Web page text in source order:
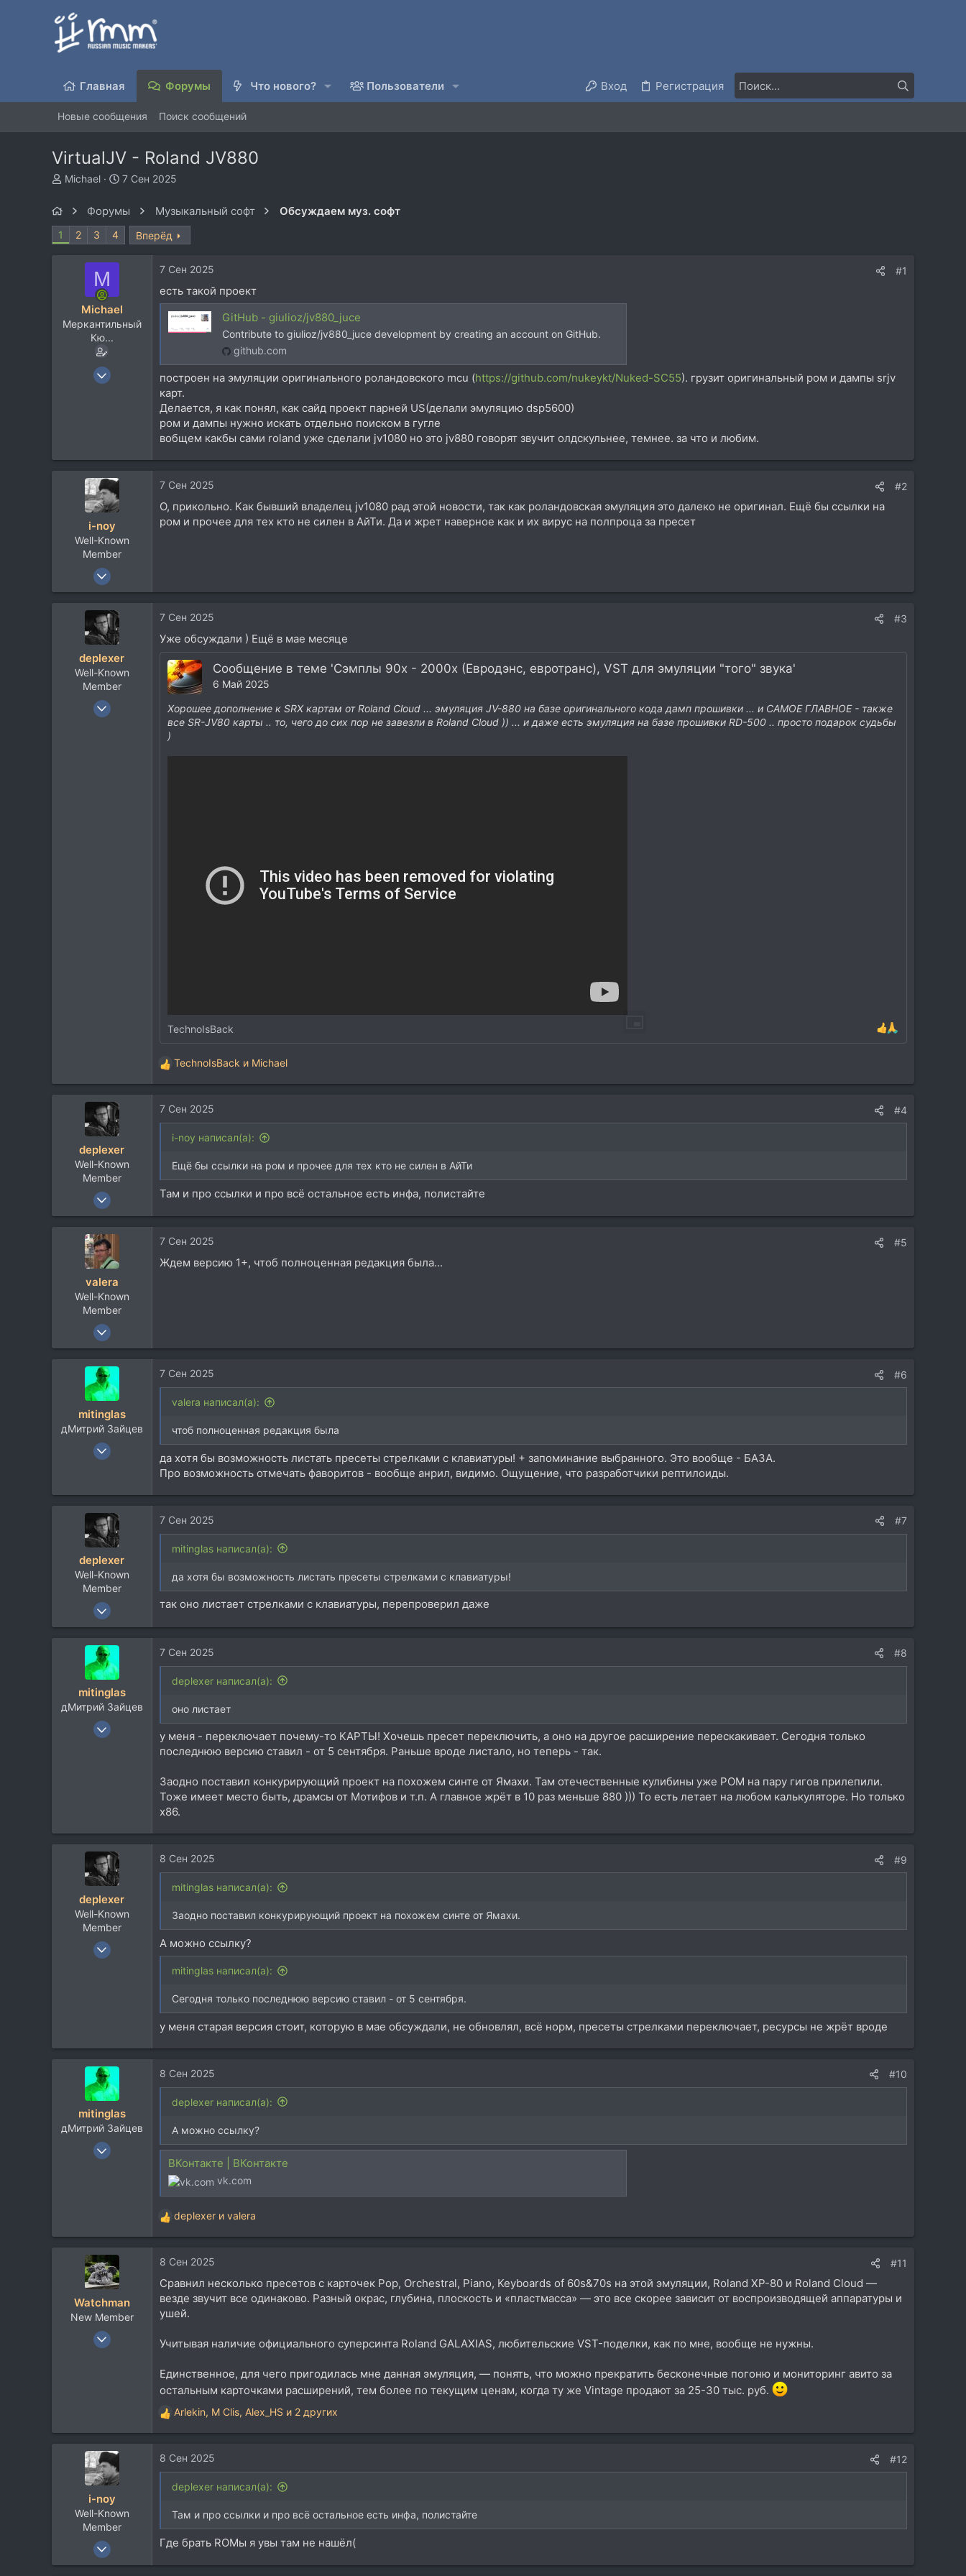
Главная Форумы Что нового? Пользователи Вход Регистрация
Новые сообщения Поиск сообщений
VirtualJV - Roland JV880
А
т
Michael
Д
а
а
7 Сен 2025
Форумы Музыкальный софт Обсуждаем муз. софт
1 2 3 4 Вперёд
M
Michael
Меркантильный
Кю...
14 Янв 2005
Alma-Ata
7 Сен 2025 #1
есть такой проект
GitHub - giulioz/jv880_juce
Contribute to giulioz/jv880_juce development by creating an account on GitHub.
github.com
построен на эмуляции оригинального роландовского mcu (https://github.com/nukeykt/Nuked-SC55). грузит оригинальный ром и дампы srjv
карт.
Делается, я как понял, как сайд проект парней US(делали эмуляцию dsp5600)
ром и дампы нужно искать отдельно поиском в гугле
вобщем какбы сами roland уже сделали jv1080 но это jv880 говорят звучит олдскульнее, темнее. за что и любим.
i-noy
Well-Known
Member
2 Дек 2011
1.224
7 Сен 2025 #2
О, прикольно. Как бывший владелец jv1080 рад этой новости, так как роландовская эмуляция это далеко не оригинал. Ещё бы ссылки на
ром и прочее для тех кто не силен в АйТи. Да и жрет наверное как и их вирус на полпроца за пресет
deplexer
Well-Known
Member
9 Янв 2012
7 Сен 2025 #3
Уже обсуждали ) Ещё в мае месяце
Сообщение в теме 'Сэмплы 90х - 2000х (Евродэнс, евротранс), VST для эмуляции "того" звука'
6 Май 2025
Хорошее дополнение к SRX картам от Roland Cloud ... эмуляция JV-880 на базе оригинального кода дамп прошивки ... и САМОЕ ГЛАВНОЕ - также
все SR-JV80 карты .. то, чего до сих пор не завезли в Roland Cloud )) ... и даже есть эмуляция на базе прошивки RD-500 .. просто подарок судьбы
)
TechnoIsBack
Р
е
к
ц
TechnoIsBack и Michael
deplexer
Well-Known
Member
9 Янв 2012
12.022
8.938
7 Сен 2025 #4
i-noy написал(а):
Ещё бы ссылки на ром и прочее для тех кто не силен в АйТи
Там и про ссылки и про всё остальное есть инфа, полистайте
valera
Well-Known
Member
17 Янв 2004
595
7 Сен 2025 #5
Ждем версию 1+, чтоб полноценная редакция была...
mitinglas
дМитрий Зайцев
19 Ноя 2004
7 Сен 2025 #6
valera написал(а):
чтоб полноценная редакция была
да хотя бы возможность листать пресеты стрелками с клавиатуры! + запоминание выбранного. Это вообще - БАЗА.
Про возможность отмечать фаворитов - вообще анрил, видимо. Ощущение, что разработчики рептилоиды.
deplexer
Well-Known
Member
9 Янв 2012
8.938
7 Сен 2025 #7
mitinglas написал(а):
да хотя бы возможность листать пресеты стрелками с клавиатуры!
так оно листает стрелками с клавиатуры, перепроверил даже
mitinglas
дМитрий Зайцев
19 Ноя 2004
mitinglas.livejournal.com
7 Сен 2025 #8
deplexer написал(а):
оно листает
у меня - переключает почему-то КАРТЫ! Хочешь пресет переключить, а оно на другое расширение перескакивает. Сегодня только
последнюю версию ставил - от 5 сентября. Раньше вроде листало, но теперь - так.
Заодно поставил конкурирующий проект на похожем синте от Ямахи. Там отечественные кулибины уже РОМ на пару гигов прилепили.
Тоже имеет место быть, драмсы от Мотифов и т.п. А главное жрёт в 10 раз меньше 880 ))) То есть летает на любом калькуляторе. Но только
х86.
deplexer
Well-Known
Member
9 Янв 2012
8 Сен 2025 #9
mitinglas написал(а):
Заодно поставил конкурирующий проект на похожем синте от Ямахи.
А можно ссылку?
mitinglas написал(а):
Сегодня только последнюю версию ставил - от 5 сентября.
у меня старая версия стоит, которую в мае обсуждали, не обновлял, всё норм, пресеты стрелками переключает, ресурсы не жрёт вроде
mitinglas
дМитрий Зайцев
19 Ноя 2004
мАсква и ея акрестнасти
8 Сен 2025 #10
deplexer написал(а):
А можно ссылку?
ВКонтакте | ВКонтакте
vk.com
Р
е
к
ц
и
и
:
deplexer и valera
Watchman
New Member
2 Фев 2024
8 Сен 2025 #11
Сравнил несколько пресетов с карточек Pop, Orchestral, Piano, Keyboards of 60s&70s на этой эмуляции, Roland XP-80 и Roland Cloud —
везде звучит все одинаково. Разный окрас, глубина, плоскость и «пластмасса» — это все скорее зависит от воспроизводящей аппаратуры и
ушей.
Учитывая наличие официального суперсинта Roland GALAXIAS, любительские VST-поделки, как по мне, вообще не нужны.
Единственное, для чего пригодилась мне данная эмуляция, — понять, что можно прекратить бесконечные погоню и мониторинг авито за
остальным карточками расширений, тем более по текущим ценам, когда ту же Vintage продают за 25-30 тыс. руб.
Р
е
к
ц
Arlekin, M Clis, Alex_HS и 2 других
i-noy
Well-Known
Member
2 Дек 2011
1.224
8 Сен 2025 #12
deplexer написал(а):
Там и про ссылки и про всё остальное есть инфа, полистайте
Где брать ROMы я увы там не нашёл(